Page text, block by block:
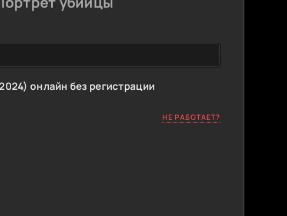
онлайн без регистрации
НЕ РАБОТАЕТ?